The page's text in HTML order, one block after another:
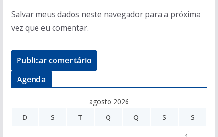
Salvar meus dados neste navegador para a próxima
vez que eu comentar.
Agenda
agosto 2026
D
S T Q Q S S